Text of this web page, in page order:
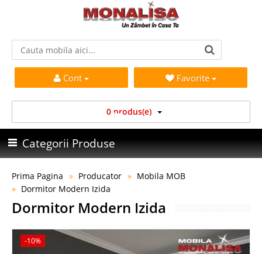
Cont Favorite
0 produs(e)
Categorii Produse
Prima Pagina Producator
Mobila MOB
Dormitor Modern Izida
Dormitor Modern Izida
-10%